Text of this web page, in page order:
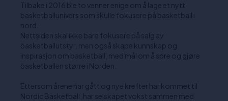
Tilbake i 2016 ble to venner enige om å lage et nytt
basketballunivers som skulle fokusere på basketball i
nord.
Nettsiden skal ikke bare fokusere på salg av
basketballutstyr, men også skape kunnskap og
inspirasjon om basketball, med mål om å spre og gjøre
basketballen større i Norden.
Ettersom årene har gått og nye krefter har kommet til
Nordic Basketball, har selskapet vokst sammen med